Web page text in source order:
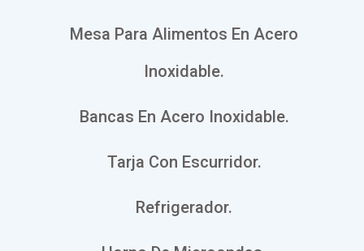
Mesa Para Alimentos En Acero
Inoxidable.
Bancas En Acero Inoxidable.
Tarja Con Escurridor.
Refrigerador.